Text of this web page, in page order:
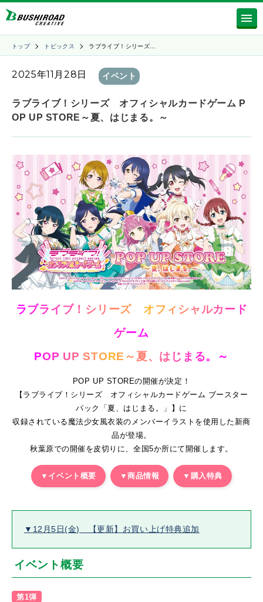
トップ トピックス ラブライブ！シリーズ…
2025年11月28日 イベント
ラブライブ！シリーズ オフィシャルカードゲーム P
OP UP STORE～夏、はじまる。～
ラブライブ！ シ リ ーズ オフ ィ シャルカー ド
ゲーム
POP UP STORE ～ 夏 、 は じ ま る。 ～
POP UP STOREの開催が決定！
【ラブライブ！シリーズ オフィシャルカードゲーム ブースター
パック「夏、はじまる。」】に
収録されている魔法少女風衣装のメンバーイラストを使用した新商
品が登場。
秋葉原での開催を皮切りに、全国5か所にて開催します。
▼イベント概要 ▼商品情報 ▼購入特典
▼12月5日(金) 【更新】お買い上げ特典追加
イベント概要
第1弾